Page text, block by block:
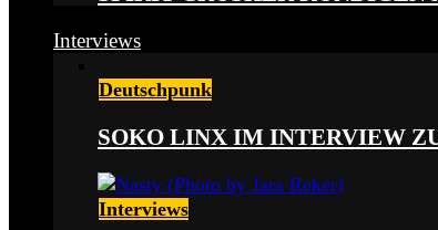
Interviews
Deutschpunk
SOKO LINX IM INTERVIEW
Interviews